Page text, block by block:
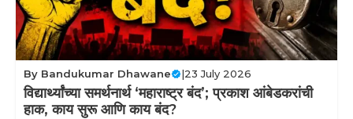
By Bandukumar Dhawane |23 July 2026
विद्यार्थ्यांच्या समर्थनार्थ ‘महाराष्ट्र बंद’; प्रकाश आंबेडकरांची
हाक, काय सुरू आणि काय बंद?